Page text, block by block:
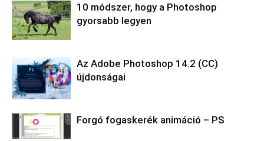
10 módszer, hogy a Photoshop
gyorsabb legyen
Az Adobe Photoshop 14.2 (CC)
újdonságai
Forgó fogaskerék animáció – PS